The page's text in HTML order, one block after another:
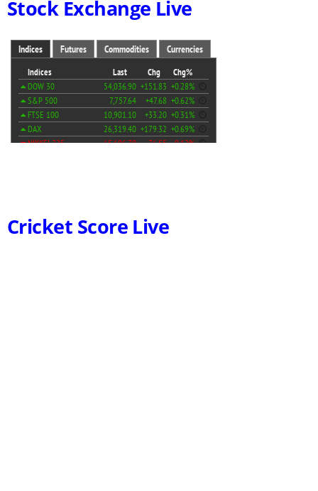
Stock Exchange Live
Cricket Score Live